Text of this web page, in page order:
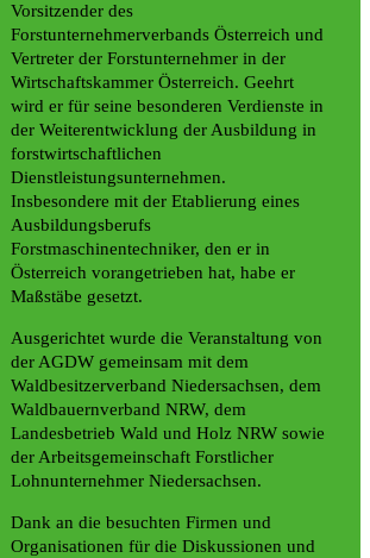
Vorsitzender des
Forstunternehmerverbands Österreich und
Vertreter der Forstunternehmer in der
Wirtschaftskammer Österreich. Geehrt
wird er für seine besonderen Verdienste in
der Weiterentwicklung der Ausbildung in
forstwirtschaftlichen
Dienstleistungsunternehmen.
Insbesondere mit der Etablierung eines
Ausbildungsberufs
Forstmaschinentechniker, den er in
Österreich vorangetrieben hat, habe er
Maßstäbe gesetzt.
Ausgerichtet wurde die Veranstaltung von
der AGDW gemeinsam mit dem
Waldbesitzerverband Niedersachsen, dem
Waldbauernverband NRW, dem
Landesbetrieb Wald und Holz NRW sowie
der Arbeitsgemeinschaft Forstlicher
Lohnunternehmer Niedersachsen.
Dank an die besuchten Firmen und
Organisationen für die Diskussionen und